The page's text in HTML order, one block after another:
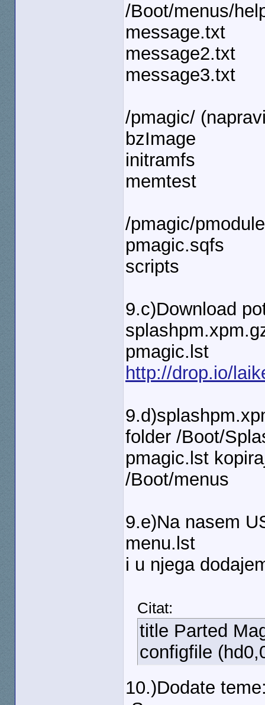
/Boot/menus/
message.txt
message2.txt
message3.txt
/pmagic/
bzImage
initramfs
memtest
/pmagic/
pmagic.sqfs
scripts
9.c)Download
pmagic.lst
http://drop.io/
folder /Boot/
pmagic.lst
/Boot/menus
9.e)Na nasem
menu.lst
i u njega
Citat:
title Parted
configfile
10.)Dodate